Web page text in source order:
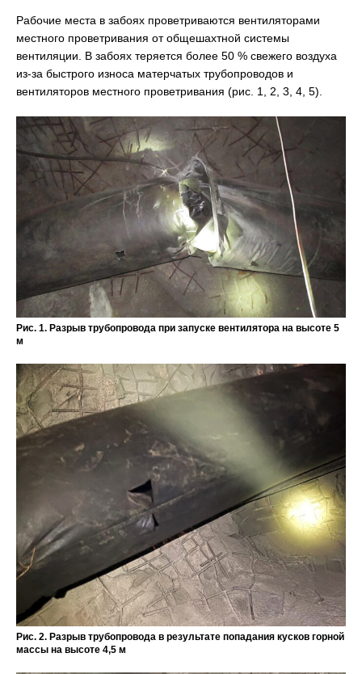
Рабочие места в забоях проветриваются вентиляторами
местного проветривания от общешахтной системы
вентиляции. В забоях теряется более 50 % свежего воздуха
из-за быстрого износа матерчатых трубопроводов и
вентиляторов местного проветривания (рис. 1, 2, 3, 4, 5).
Рис. 1. Разрыв трубопровода при запуске вентилятора на высоте 5
м
Рис. 2. Разрыв трубопровода в результате попадания кусков горной
массы на высоте 4,5 м